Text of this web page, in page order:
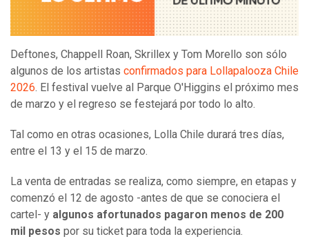
Deftones, Chappell Roan, Skrillex y Tom Morello son sólo
algunos de los artistas confirmados para Lollapalooza Chile
2026. El festival vuelve al Parque O'Higgins el próximo mes
de marzo y el regreso se festejará por todo lo alto.
Tal como en otras ocasiones, Lolla Chile durará tres días,
entre el 13 y el 15 de marzo.
La venta de entradas se realiza, como siempre, en etapas y
comenzó el 12 de agosto -antes de que se conociera el
cartel- y algunos afortunados pagaron menos de 200
mil pesos por su ticket para toda la experiencia.